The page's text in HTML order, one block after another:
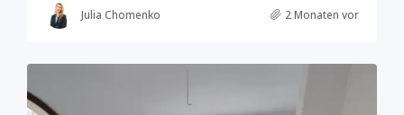
Julia Chomenko 2 Monaten vor